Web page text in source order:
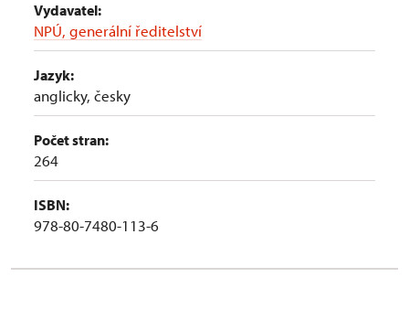
Vydavatel:
NPÚ, generální ředitelství
Jazyk:
anglicky, česky
Počet stran:
264
ISBN:
978-80-7480-113-6